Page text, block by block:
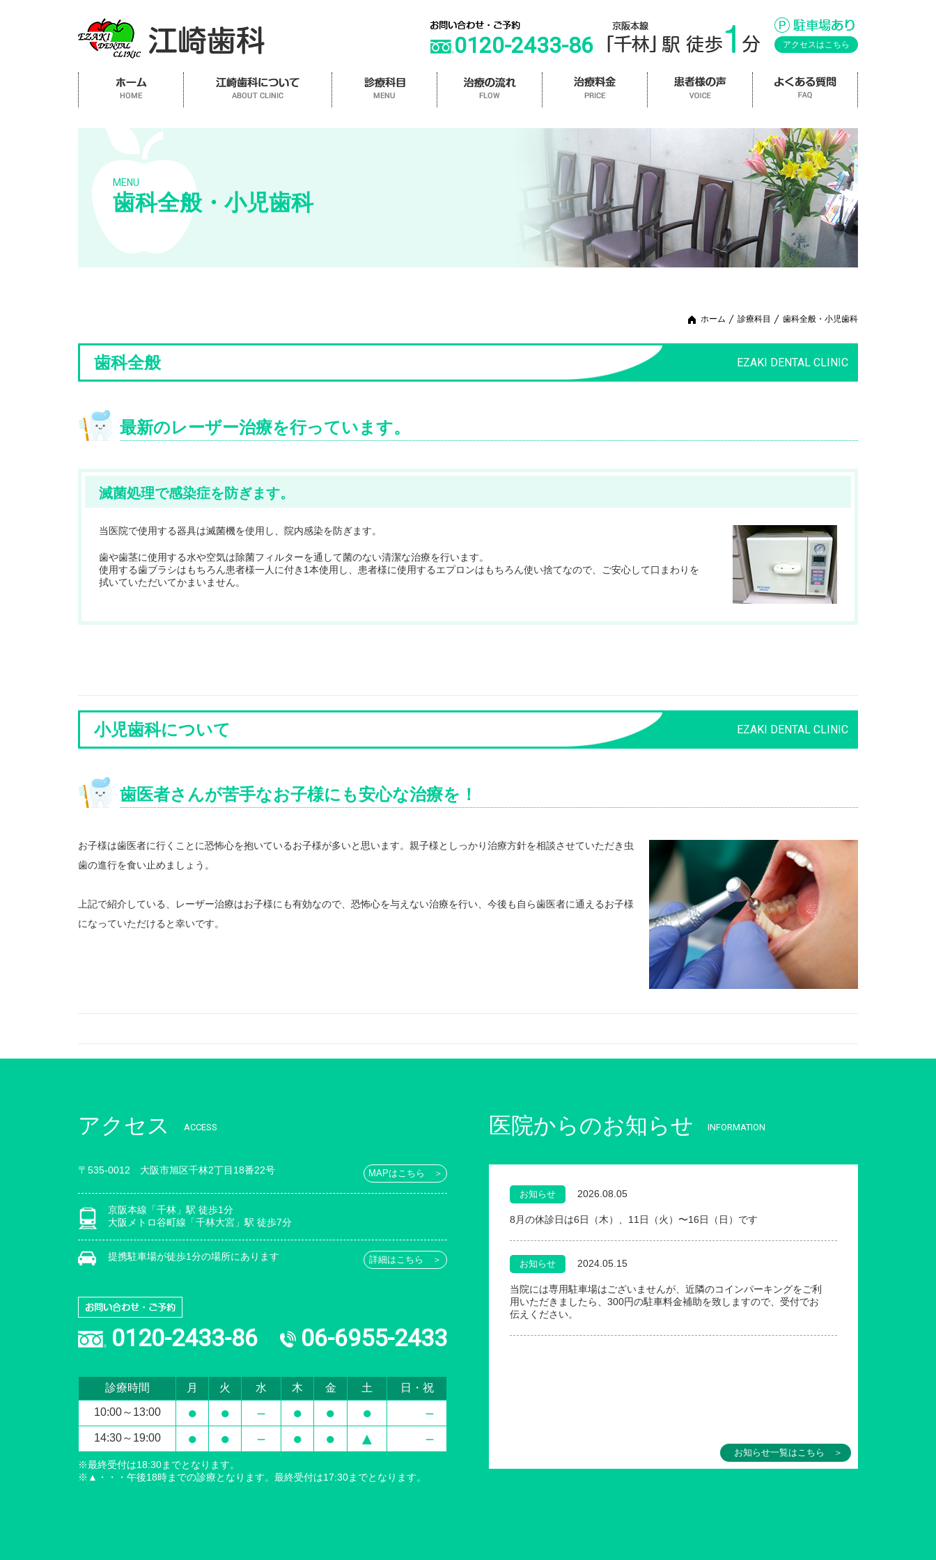
アクセスはこちら
0120-2433-86
MENU
歯科全般・小児歯科
ホーム 診療科目 歯科全般・小児歯科
歯科全般 EZAKI DENTAL CLINIC
最新のレーザー治療を行っています。
滅菌処理で感染症を防ぎます。
当医院で使用する器具は滅菌機を使用し、院内感染を防ぎます。
歯や歯茎に使用する水や空気は除菌フィルターを通して菌のない清潔な治療を行います。
使用する歯ブラシはもちろん患者様一人に付き1本使用し、患者様に使用するエプロンはもちろん使い捨てなので、ご安心して口まわりを
拭いていただいてかまいません。
小児歯科について EZAKI DENTAL CLINIC
歯医者さんが苦手なお子様にも安心な治療を！
お子様は歯医者に行くことに恐怖心を抱いているお子様が多いと思います。親子様としっかり治療方針を相談させていただき虫
歯の進行を食い止めましょう。
上記で紹介している、レーザー治療はお子様にも有効なので、恐怖心を与えない治療を行い、今後も自ら歯医者に通えるお子様
になっていただけると幸いです。
医院からのお知らせ INFORMATION
お知らせ 2026.08.05
8月の休診日は6日（木）、11日（火）〜16日（日）です
お知らせ 2024.05.15
当院には専用駐車場はございませんが、近隣のコインパーキングをご利
用いただきましたら、300円の駐車料金補助を致しますので、受付でお
伝えください。
お知らせ一覧はこちら ＞
アクセス ACCESS
〒535-0012 大阪市旭区千林2丁目18番22号 MAPはこちら ＞
京阪本線「千林」駅 徒歩1分
大阪メトロ谷町線「千林大宮」駅 徒歩7分
提携駐車場が徒歩1分の場所にあります 詳細はこちら ＞
0120-2433-86 06-6955-2433
診療時間 月 火 水 木 金 土 日・祝
10:00～13:00 ● ● － ● ● ● －
14:30～19:00 ● ● － ● ● ▲ －
※最終受付は18:30までとなります。
※▲・・・午後18時までの診療となります。最終受付は17:30までとなります。